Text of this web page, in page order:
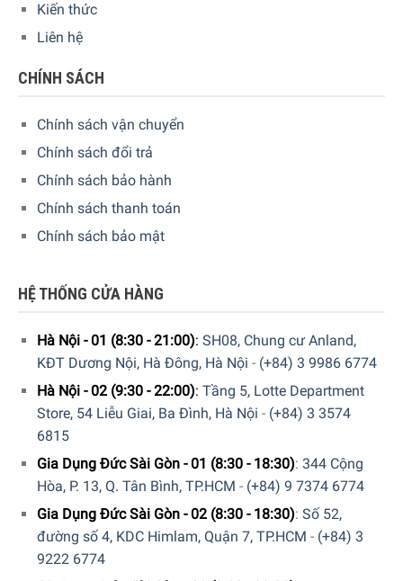
Hướng dẫn sử dụng
Viên vệ sinh máy giặt Denkmit Anti Kalk Tabs phù hợp cho
tất cả hàng dệt, chương trình giặt và nhiệt độ giặt (20 – 95
° C).
Cho toàn bộ đồ vào máy giặt.
Lấy viên Denkmit Tab khỏi gói bọc bảo vệ.
tẩy rửa
Liều khuyến cáo:một viên vệ sinh máy giặt dùng cho mỗi
lần giặt tương ứng 4,5 kg đồ giặt. Nên sử dụng 2 lần/tuần.
Sử dụng chung khi giặt quần áo có tác dụng làm se sợi vải,
giúp quần áo bền màu và mới lâu hơn.
Thành phần
5 – 15% polycarboxylat, hydrocacbon ít hơn 5%.
Kiến thức
Liên hệ
CHÍNH SÁCH
Chính sách vận chuyển
Chính sách đổi trả
Chính sách bảo hành
Chính sách thanh toán
Chính sách bảo mật
HỆ THỐNG CỬA HÀNG
Hà Nội - 01 (8:30 - 21:00): SH08, Chung cư Anland,
KĐT Dương Nội, Hà Đông, Hà Nội - (+84) 3 9986 6774
Hà Nội - 02 (9:30 - 22:00): Tầng 5, Lotte Department
Store, 54 Liễu Giai, Ba Đình, Hà Nội - (+84) 3 3574
6815
Gia Dụng Đức Sài Gòn - 01 (8:30 - 18:30): 344 Cộng
Hòa, P. 13, Q. Tân Bình, TP.HCM - (+84) 9 7374 6774
Gia Dụng Đức Sài Gòn - 02 (8:30 - 18:30): Số 52,
đường số 4, KDC Himlam, Quận 7, TP.HCM - (+84) 3
9222 6774